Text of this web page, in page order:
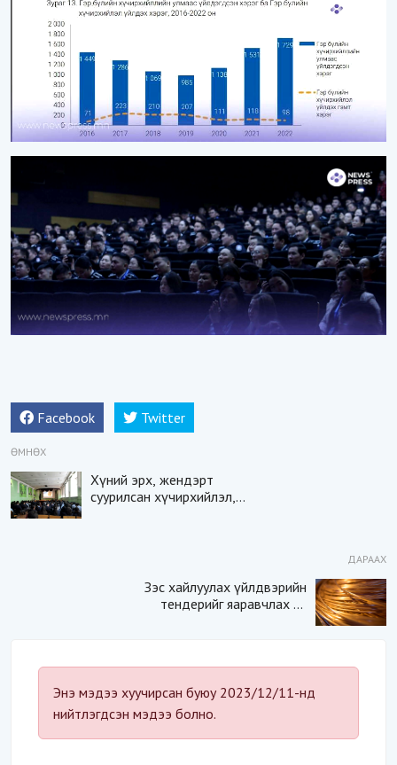
Facebook Twitter
ӨМНӨХ
Хүний эрх, жендэрт
суурилсан хүчирхийлэл,
ДАРААХ
Зэс хайлуулах үйлдвэрийн
тендерийг яаравчлах нь
Энэ мэдээ хуучирсан буюу 2023/12/11-нд
нийтлэгдсэн мэдээ болно.